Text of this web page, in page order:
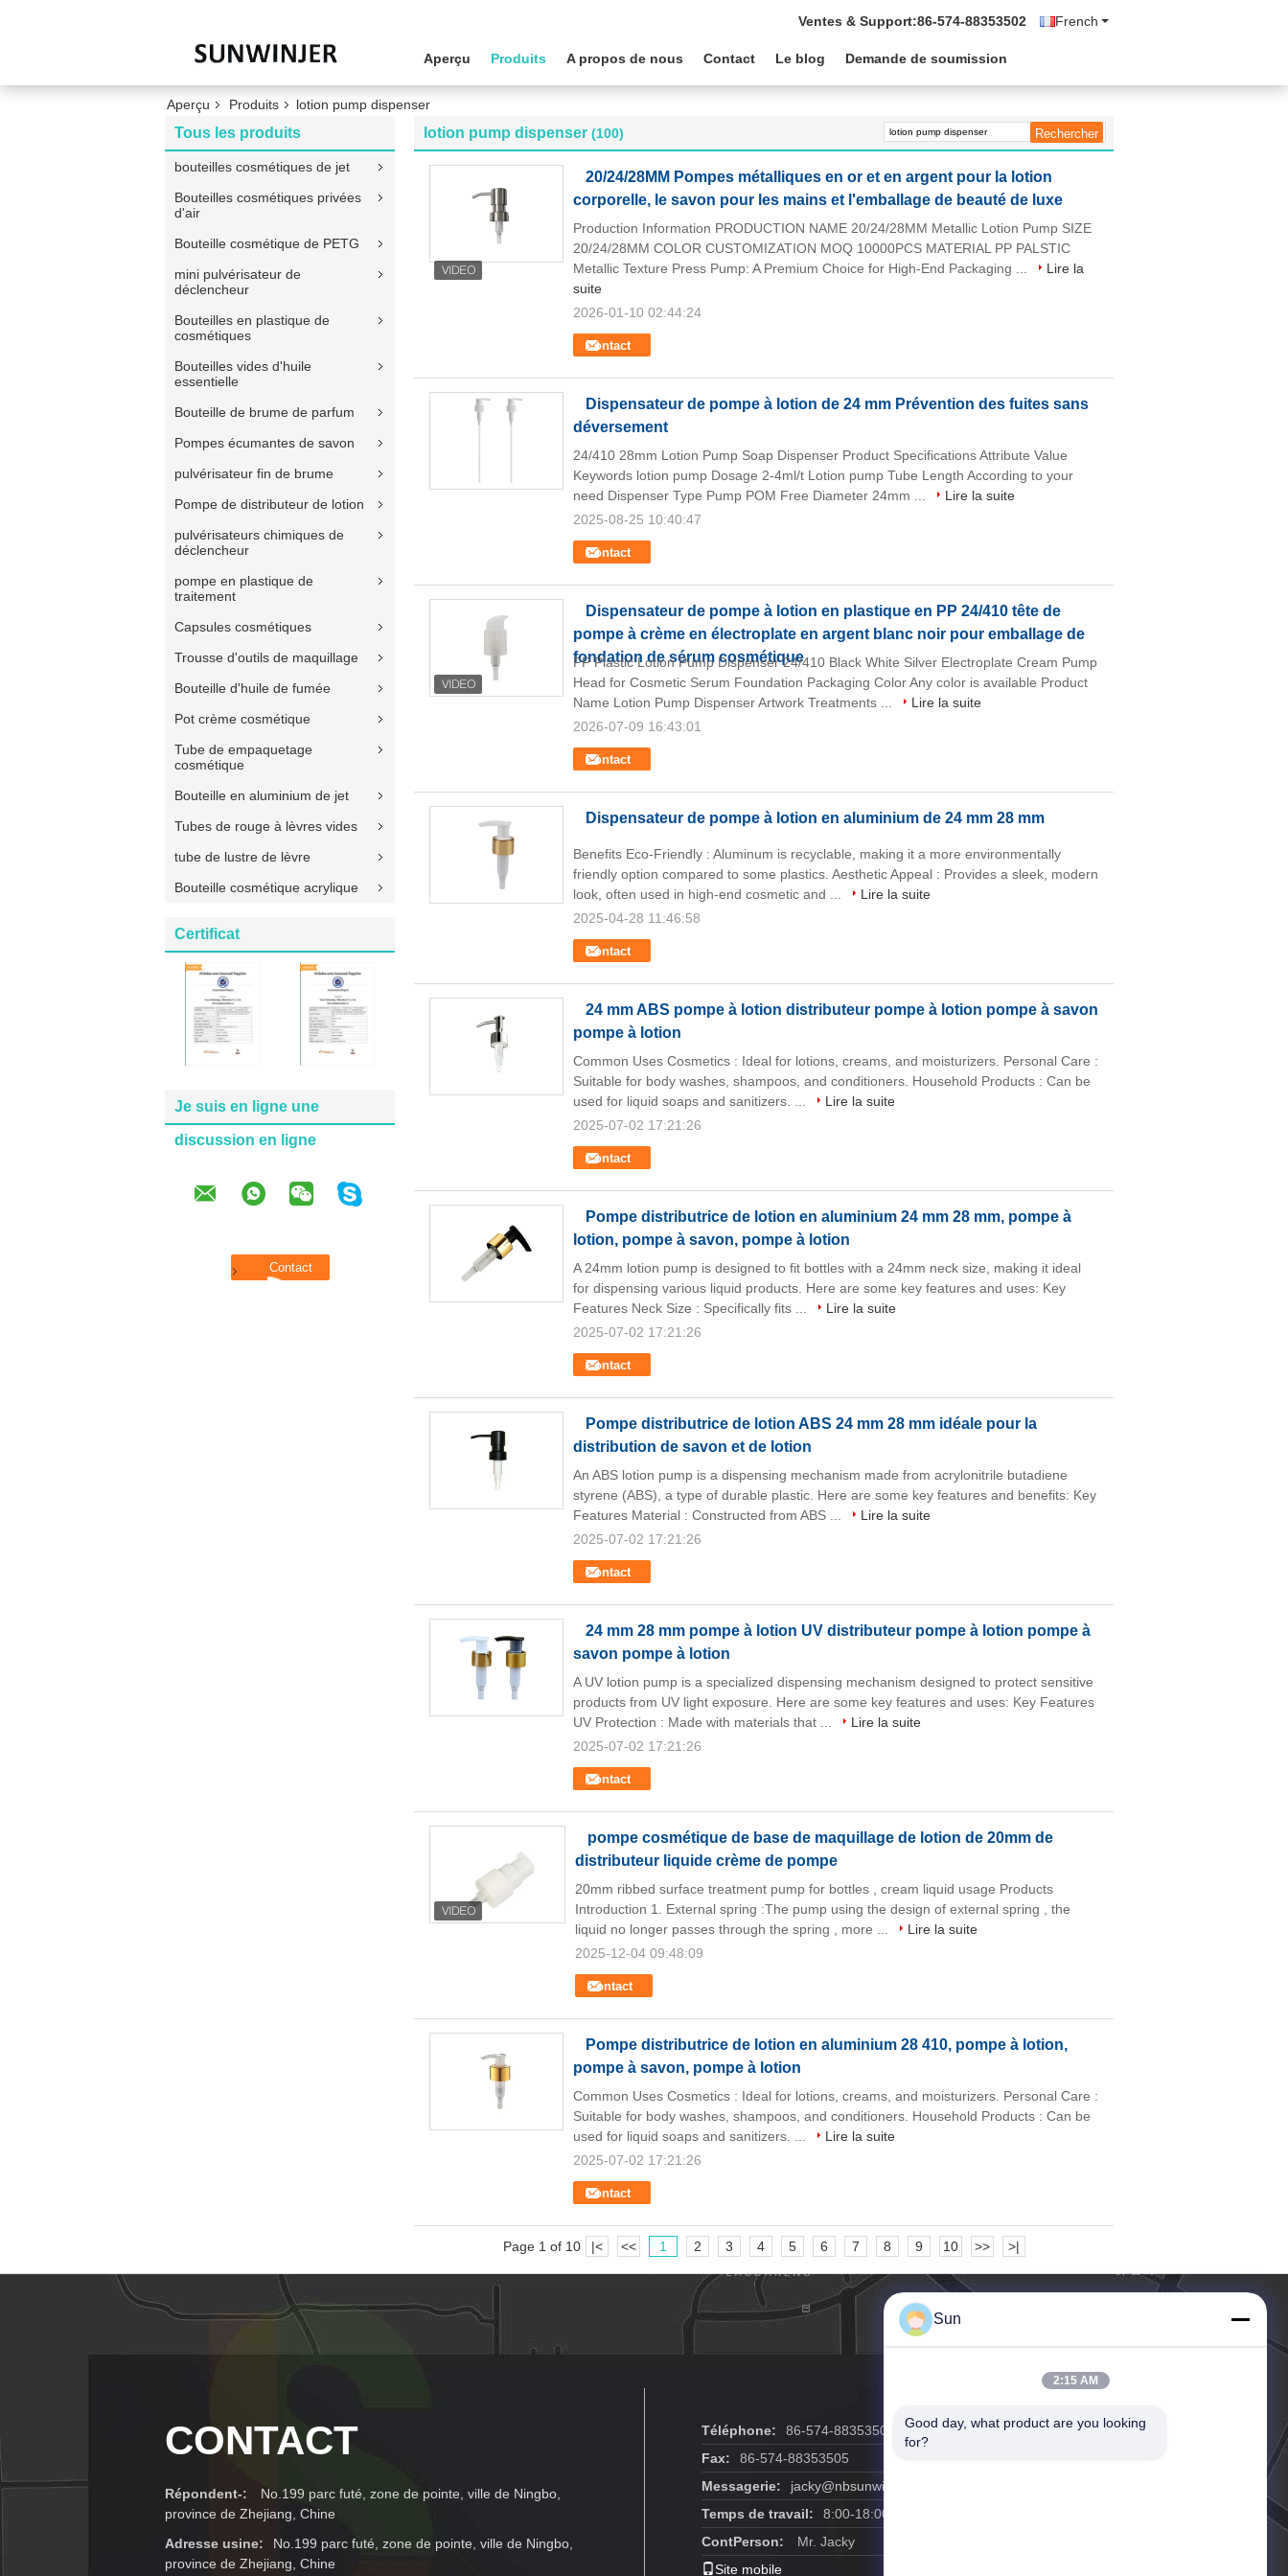
French
Ventes & Support:86-574-88353502
Aperçu Produits A propos de nous Contact Le blog Demande de soumission
Aperçu Produits lotion pump dispenser
Tous les produits
bouteilles cosmétiques de jet
Bouteilles cosmétiques privées
d'air
Bouteille cosmétique de PETG
mini pulvérisateur de
déclencheur
Bouteilles en plastique de
cosmétiques
Bouteilles vides d'huile
essentielle
Bouteille de brume de parfum
Pompes écumantes de savon
pulvérisateur fin de brume
Pompe de distributeur de lotion
pulvérisateurs chimiques de
déclencheur
pompe en plastique de
traitement
Capsules cosmétiques
Trousse d'outils de maquillage
Bouteille d'huile de fumée
Pot crème cosmétique
Tube de empaquetage
cosmétique
Bouteille en aluminium de jet
Tubes de rouge à lèvres vides
tube de lustre de lèvre
Bouteille cosmétique acrylique
Certificat
Je suis en ligne une
discussion en ligne
lotion pump dispenser (100)
20/24/28MM Pompes métalliques en or et en argent pour la lotion
corporelle, le savon pour les mains et l'emballage de beauté de luxe
Contact
Production Information PRODUCTION NAME 20/24/28MM Metallic Lotion Pump SIZE
20/24/28MM COLOR CUSTOMIZATION MOQ 10000PCS MATERIAL PP PALSTIC
Metallic Texture Press Pump: A Premium Choice for High-End Packaging ...
Lire la
suite
2026-01-10 02:44:24
Dispensateur de pompe à lotion de 24 mm Prévention des fuites sans
déversement
Contact
24/410 28mm Lotion Pump Soap Dispenser Product Specifications Attribute Value
Keywords lotion pump Dosage 2-4ml/t Lotion pump Tube Length According to your
need Dispenser Type Pump POM Free Diameter 24mm ...
Lire la suite
2025-08-25 10:40:47
Dispensateur de pompe à lotion en plastique en PP 24/410 tête de
pompe à crème en électroplate en argent blanc noir pour emballage de
fondation de sérum cosmétique
Contact
PP Plastic Lotion Pump Dispenser 24/410 Black White Silver Electroplate Cream Pump
Head for Cosmetic Serum Foundation Packaging Color Any color is available Product
Name Lotion Pump Dispenser Artwork Treatments ...
Lire la suite
2026-07-09 16:43:01
Dispensateur de pompe à lotion en aluminium de 24 mm 28 mm
Contact
Benefits Eco-Friendly : Aluminum is recyclable, making it a more environmentally
friendly option compared to some plastics. Aesthetic Appeal : Provides a sleek, modern
look, often used in high-end cosmetic and ...
Lire la suite
2025-04-28 11:46:58
24 mm ABS pompe à lotion distributeur pompe à lotion pompe à savon
pompe à lotion
Contact
Common Uses Cosmetics : Ideal for lotions, creams, and moisturizers. Personal Care :
Suitable for body washes, shampoos, and conditioners. Household Products : Can be
used for liquid soaps and sanitizers. ...
Lire la suite
2025-07-02 17:21:26
Pompe distributrice de lotion en aluminium 24 mm 28 mm, pompe à
lotion, pompe à savon, pompe à lotion
Contact
A 24mm lotion pump is designed to fit bottles with a 24mm neck size, making it ideal
for dispensing various liquid products. Here are some key features and uses: Key
Features Neck Size : Specifically fits ...
Lire la suite
2025-07-02 17:21:26
Pompe distributrice de lotion ABS 24 mm 28 mm idéale pour la
distribution de savon et de lotion
Contact
An ABS lotion pump is a dispensing mechanism made from acrylonitrile butadiene
styrene (ABS), a type of durable plastic. Here are some key features and benefits: Key
Features Material : Constructed from ABS ...
Lire la suite
2025-07-02 17:21:26
24 mm 28 mm pompe à lotion UV distributeur pompe à lotion pompe à
savon pompe à lotion
Contact
A UV lotion pump is a specialized dispensing mechanism designed to protect sensitive
products from UV light exposure. Here are some key features and uses: Key Features
UV Protection : Made with materials that ...
Lire la suite
2025-07-02 17:21:26
pompe cosmétique de base de maquillage de lotion de 20mm de
distributeur liquide crème de pompe
Contact
20mm ribbed surface treatment pump for bottles , cream liquid usage Products
Introduction 1. External spring :The pump using the design of external spring , the
liquid no longer passes through the spring , more ...
Lire la suite
2025-12-04 09:48:09
Pompe distributrice de lotion en aluminium 28 410, pompe à lotion,
pompe à savon, pompe à lotion
Contact
Common Uses Cosmetics : Ideal for lotions, creams, and moisturizers. Personal Care :
Suitable for body washes, shampoos, and conditioners. Household Products : Can be
used for liquid soaps and sanitizers. ...
Lire la suite
2025-07-02 17:21:26
Page 1 of 10 |< << 1 2 3 4 5 6 7 8 9 10 >> >|
CONTACT
Répondent-:
No.199 parc futé, zone de pointe, ville de Ningbo,
province de Zhejiang, Chine
Adresse usine:
No.199 parc futé, zone de pointe, ville de Ningbo,
province de Zhejiang, Chine
Téléphone:
86-574-88353502
Fax:
86-574-88353505
Messagerie:
jacky@nbsunwinjer.com
Temps de travail:
8:00-18:00
ContPerson:
Mr. Jacky
Site mobile
Sun
2:15 AM
Good day, what product are you looking
for?